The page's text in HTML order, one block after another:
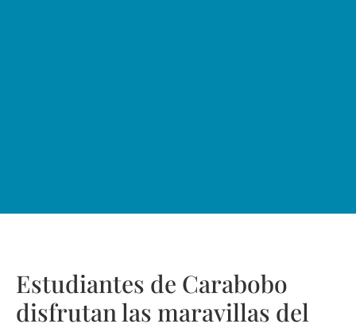
Estudiantes de Carabobo
disfrutan las maravillas del